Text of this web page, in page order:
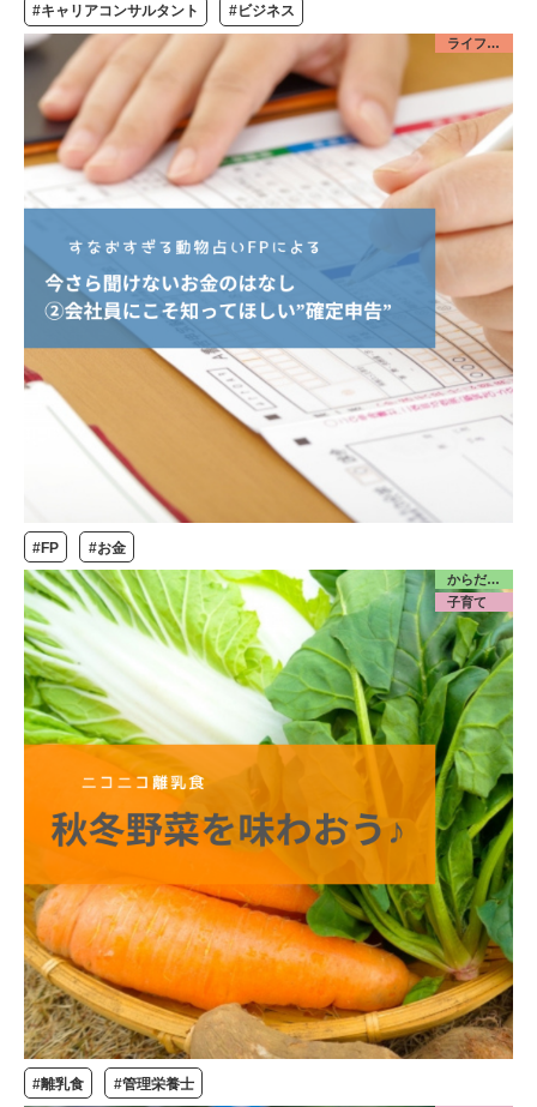
#キャリアコンサルタント #ビジネス
ライフデザイン／お金
#FP #お金
からだ／食・栄養
子育て
#離乳食 #管理栄養士